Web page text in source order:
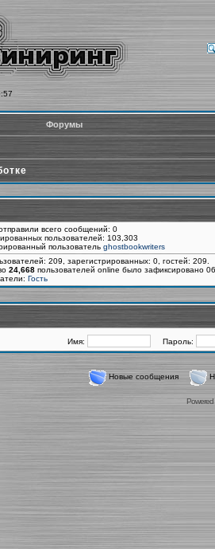
Форумы
всего сообщений: 0
пользователей: 103,303
пользователь ghostbookwriters
209, зарегистрированных: 0, гостей:
24,668 пользователей online было зафиксировано
Гость
Имя: Пароль:
Новые сообщения